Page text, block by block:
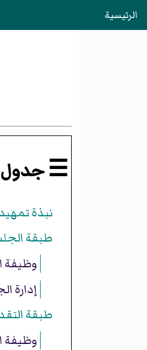
الرئيسية
☰ جدول
نبذة
طبقة
وظيفة
إدارة
طبقة
وظيفة